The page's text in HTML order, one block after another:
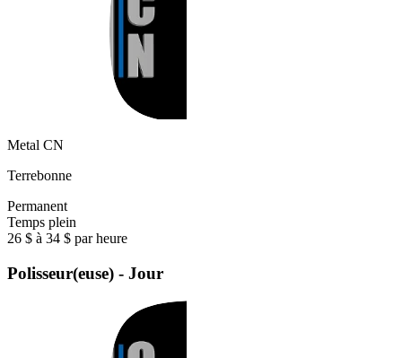
Metal CN
Terrebonne
Permanent
Temps plein
26 $ à 34 $ par heure
Polisseur(euse) - Jour